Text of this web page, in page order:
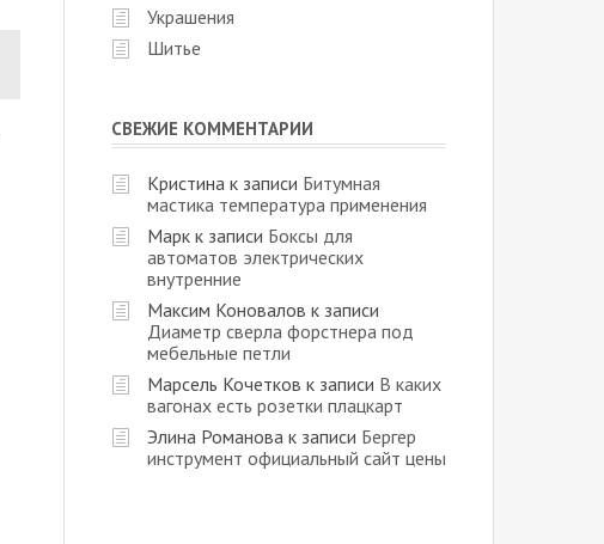
Украшения
Шитье
СВЕЖИЕ КОММЕНТАРИИ
Кристина к записи Битумная
мастика температура применения
Марк к записи Боксы для
автоматов электрических
внутренние
Максим Коновалов к записи
Диаметр сверла форстнера под
мебельные петли
Марсель Кочетков к записи В каких
вагонах есть розетки плацкарт
Элина Романова к записи Бергер
инструмент официальный сайт цены